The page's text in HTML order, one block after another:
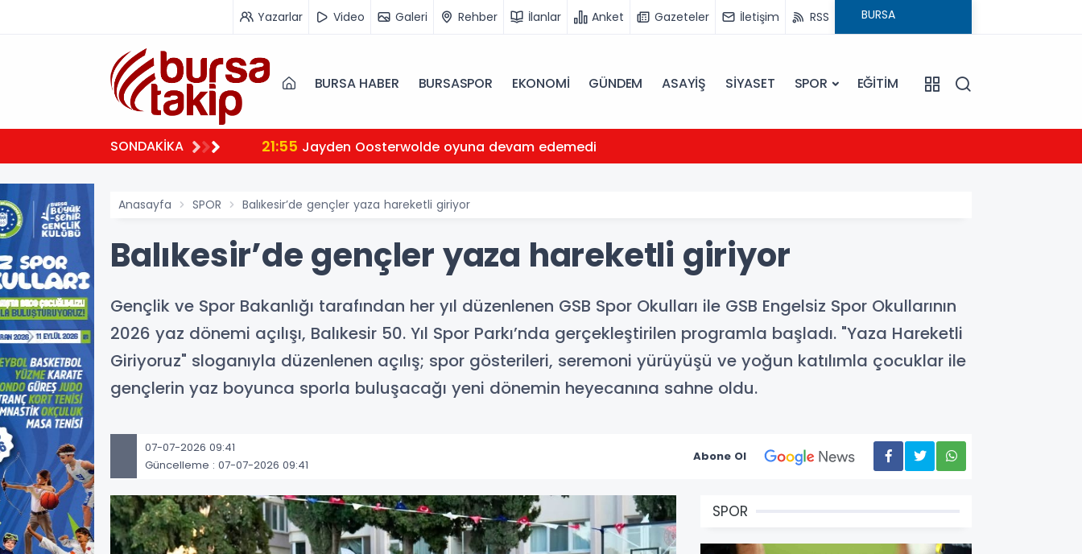
Yazarlar Video Galeri Rehber İlanlar Anket Gazeteler İletişim RSS
BURSA HABER BURSASPOR EKONOMİ GÜNDEM ASAYİŞ SİYASET SPOR EĞİTİM
SONDAKİKA 21:55 Jayden Oosterwolde oyuna devam edemedi
Anasayfa SPOR Balıkesir’de gençler yaza hareketli giriyor
Balıkesir’de gençler yaza hareketli giriyor
Gençlik ve Spor Bakanlığı tarafından her yıl düzenlenen GSB Spor Okulları ile GSB Engelsiz Spor Okullarının
2026 yaz dönemi açılışı, Balıkesir 50. Yıl Spor Parkı’nda gerçekleştirilen programla başladı. "Yaza Hareketli
Giriyoruz" sloganıyla düzenlenen açılış; spor gösterileri, seremoni yürüyüşü ve yoğun katılımla çocuklar ile
gençlerin yaz boyunca sporla buluşacağı yeni dönemin heyecanına sahne oldu.
07-07-2026 09:41
Güncelleme : 07-07-2026 09:41
Abone Ol
SPOR